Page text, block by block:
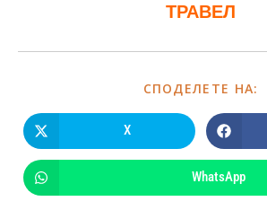
ТРАВЕЛ
СПОДЕЛЕТЕ НА:
X
WhatsApp